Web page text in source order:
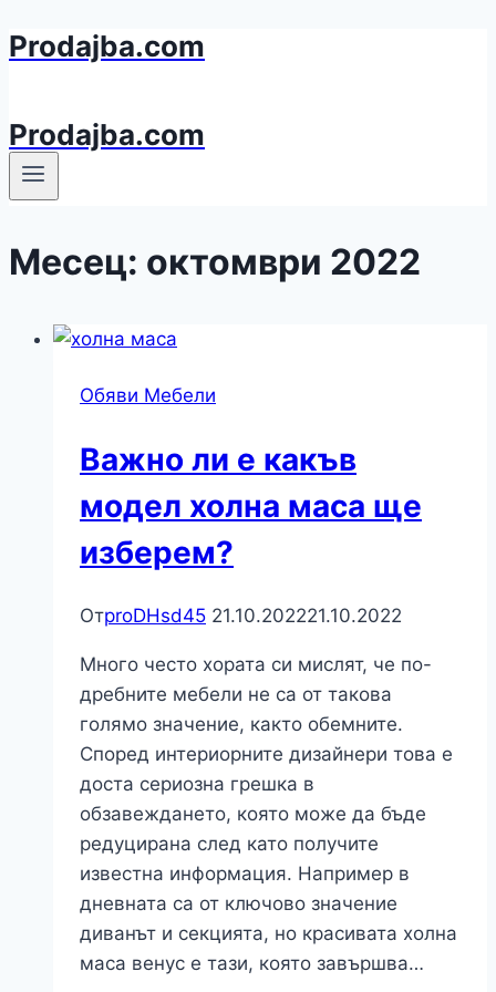
Към
Prodajba.com
Prodajba.com
Месец: октомври 2022
Обяви Мебели
Важно ли е какъв
модел холна маса ще
изберем?
ОтproDHsd45 21.10.202221.10.2022
Много често хората си мислят, че по-
дребните мебели не са от такова
голямо значение, както обемните.
Според интериорните дизайнери това е
доста сериозна грешка в
обзавеждането, която може да бъде
редуцирана след като получите
известна информация. Например в
дневната са от ключово значение
диванът и секцията, но красивата холна
маса венус е тази, която завършва…